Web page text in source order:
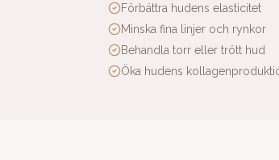
Förbättra hudens elasticitet
Minska fina linjer och rynkor
Behandla torr eller trött hud
Öka hudens